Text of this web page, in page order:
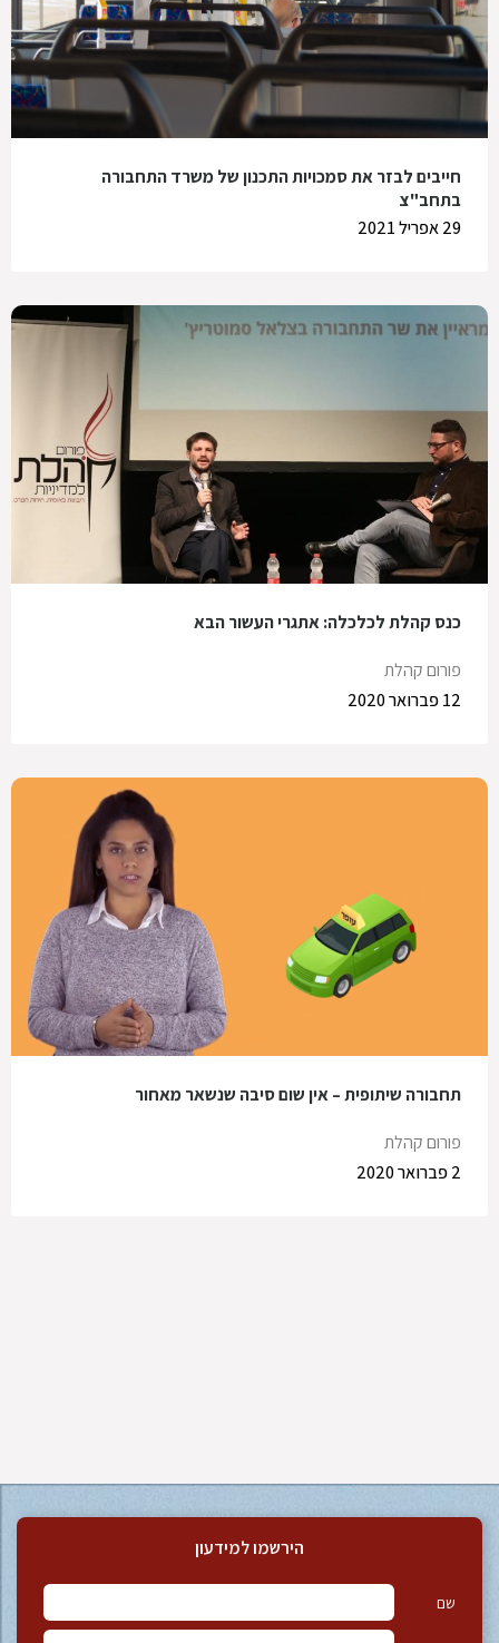
חייבים לבזר את סמכויות התכנון של משרד התחבורה
בתחב"צ
29 אפריל 2021
כנס קהלת לכלכלה: אתגרי העשור הבא
פורום קהלת
12 פברואר 2020
תחבורה שיתופית – אין שום סיבה שנשאר מאחור
פורום קהלת
2 פברואר 2020
הירשמו למידעון
שם